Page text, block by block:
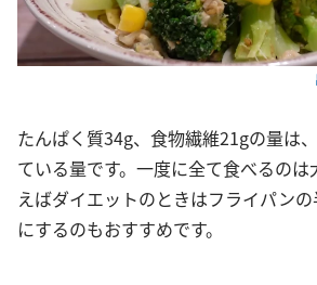
たんぱく質34g、食物繊維21gの量は
ている量です。一度に全て食べるのは
えばダイエットのときはフライパン
にするのもおすすめです。